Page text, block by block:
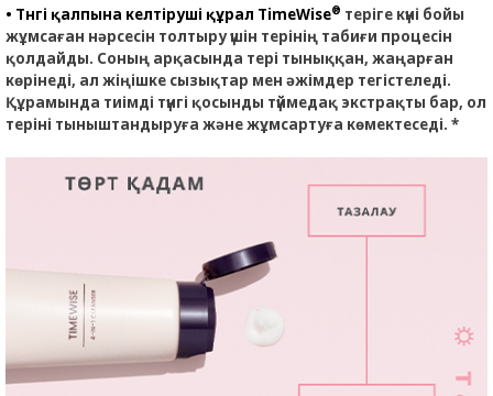
• Түнгі қалпына келтіруші құрал TimeWise® теріге күні бойы
жұмсаған нәрсесін толтыру үшін терінің табиғи процесін
қолдайды. Соның арқасында тері тыныққан, жаңарған
көрінеді, ал жіңішке сызықтар мен әжімдер тегістеледі.
Құрамында тиімді түнгі қосынды түймедақ экстрақты бар, ол
теріні тыныштандыруға және жұмсартуға көмектеседі. *